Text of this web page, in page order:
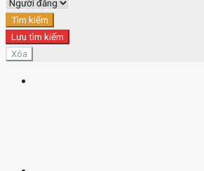
Tìm kiếm
Lưu tìm kiếm
Xóa